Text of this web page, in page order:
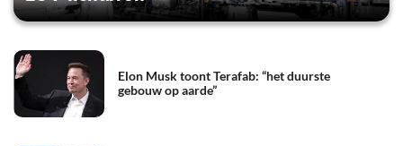
Elon Musk toont Terafab: “het duurste
gebouw op aarde”